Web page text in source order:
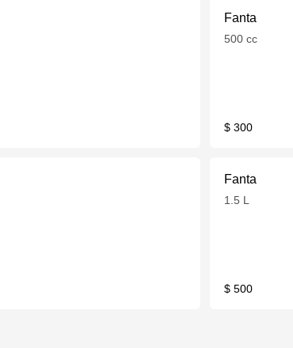
Fanta
500 cc
$ 300
Fanta
1.5 L
$ 500